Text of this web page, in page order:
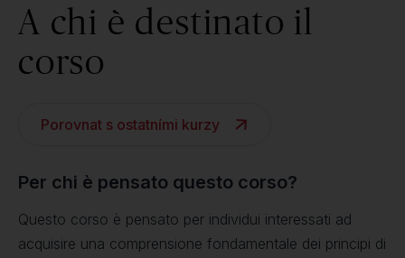
A chi è destinato il
corso
Porovnat s ostatními kurzy
Per chi è pensato questo corso?
Questo corso è pensato per individui interessati ad
acquisire una comprensione fondamentale dei principi di